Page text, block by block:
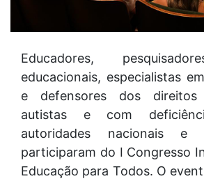
Educadores,
educacionais, especialistas
e defensores dos direitos
autistas e com
autoridades nacionais e
participaram do I Congresso
Educação para Todos. O